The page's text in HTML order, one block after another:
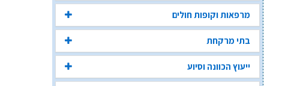
מרפאות וקופות חולים
בתי מרקחת
ייעוץ הכוונה וסיוע